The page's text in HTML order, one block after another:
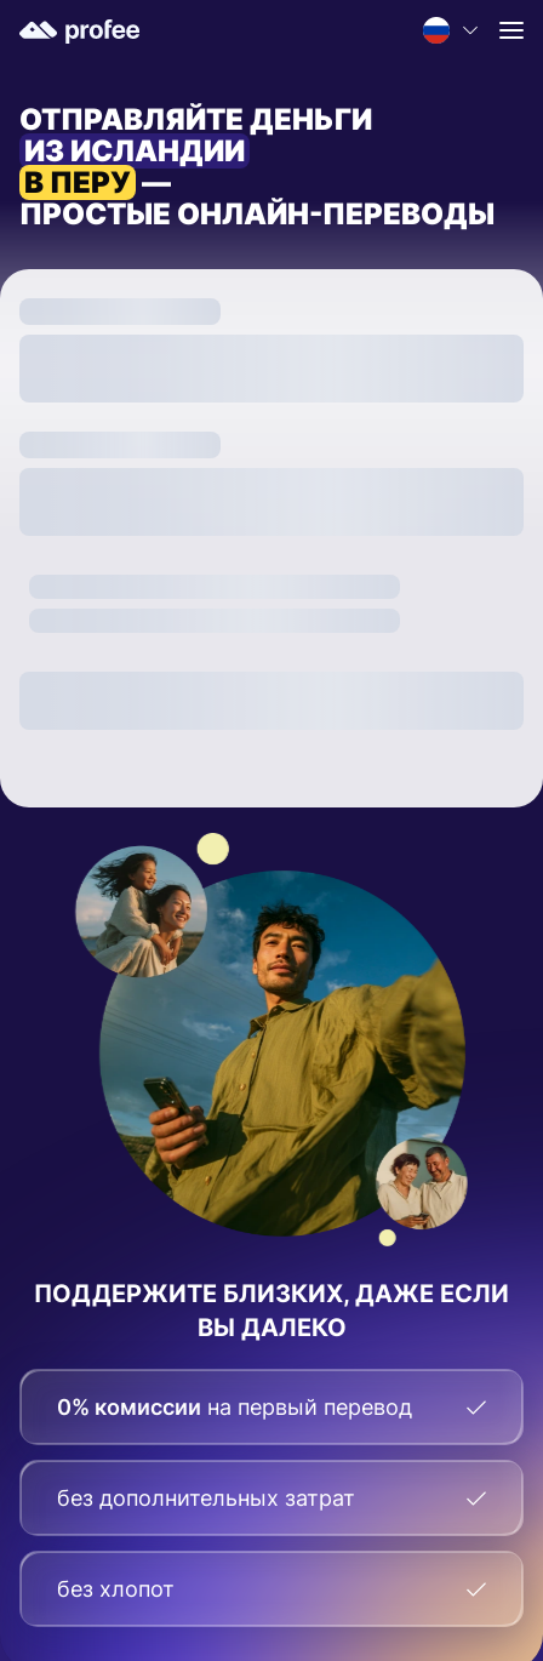
ОТПРАВЛЯЙТЕ ДЕНЬГИ
ИЗ ИСЛАНДИИ
В ПЕРУ —
ПРОСТЫЕ ОНЛАЙН-ПЕРЕВОДЫ
ПОДДЕРЖИТЕ БЛИЗКИХ, ДАЖЕ ЕСЛИ
ВЫ ДАЛЕКО
0% комиссии на первый перевод
без дополнительных затрат
без хлопот